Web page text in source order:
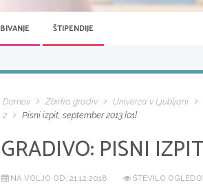
BIVANJE ŠTIPENDIJE
Domov Zbirka gradiv Univerza v Ljubljani
2
Pisni izpit, september 2013 [01]
GRADIVO: PISNI
NA VOLJO OD: 21.12.2018 ŠTEVILO